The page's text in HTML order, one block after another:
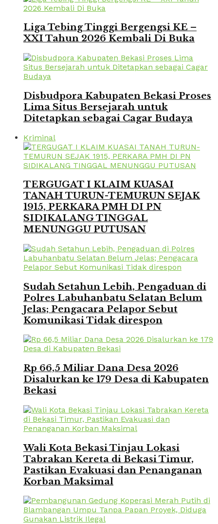
Liga Tebing Tinggi Bergengsi KE –
XXI Tahun 2026 Kembali Di Buka
Disbudpora Kabupaten Bekasi Proses
Lima Situs Bersejarah untuk
Ditetapkan sebagai Cagar Budaya
Kriminal
TERGUGAT I KLAIM KUASAI
TANAH TURUN-TEMURUN SEJAK
1915, PERKARA PMH DI PN
SIDIKALANG TINGGAL
MENUNGGU PUTUSAN
Sudah Setahun Lebih, Pengaduan di
Polres Labuhanbatu Selatan Belum
Jelas; Pengacara Pelapor Sebut
Komunikasi Tidak direspon
Rp 66,5 Miliar Dana Desa 2026
Disalurkan ke 179 Desa di Kabupaten
Bekasi
Wali Kota Bekasi Tinjau Lokasi
Tabrakan Kereta di Bekasi Timur,
Pastikan Evakuasi dan Penanganan
Korban Maksimal